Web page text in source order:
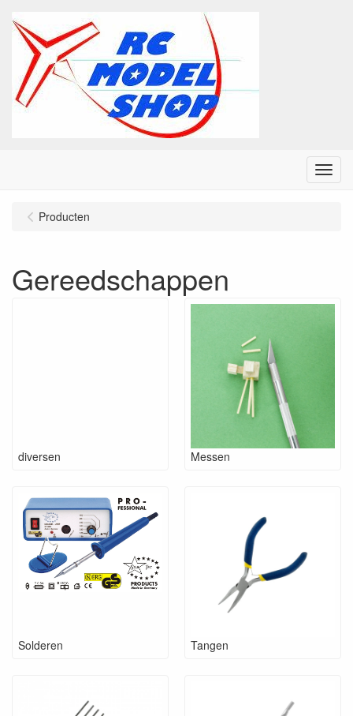
Menu
Producten
Gereedschappen
diversen Messen
Solderen Tangen